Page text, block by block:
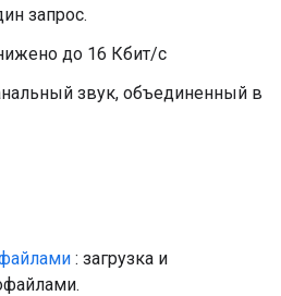
запрос.
до 16 Кбит/с
звук, объединенный в
: загрузка и